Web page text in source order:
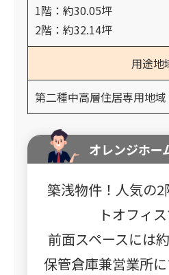
1階：約30.05坪
2階：約32.14坪
用途地
第二種中高層住居専用地域
オレンジホー
築浅物件！人気の
トオフィ
前面スペースには
保管倉庫兼営業所